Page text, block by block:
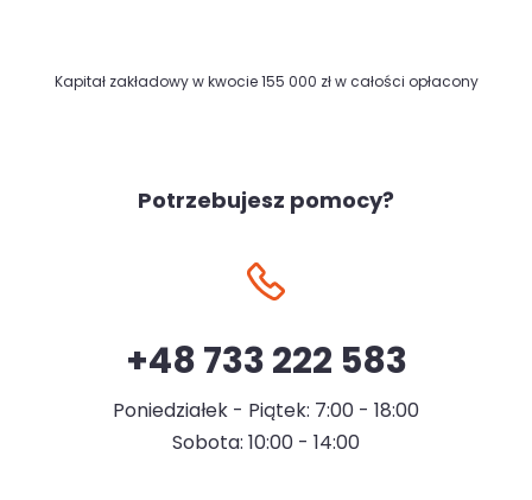
Kapitał zakładowy w kwocie 155 000 zł w całości opłacony
Potrzebujesz pomocy?
+48 733 222 583
Poniedziałek - Piątek: 7:00 - 18:00
Sobota: 10:00 - 14:00